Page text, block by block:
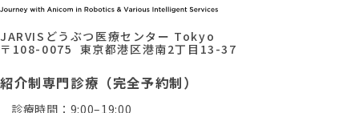
JARVISどうぶつ医療センター Tokyo
〒108-0075 東京都港区港南2丁目13-37
紹介制専門診療（完全予約制）
診療時間：9:00–19:00